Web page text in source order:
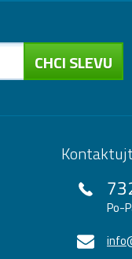
CHCI SLEVU
Po-